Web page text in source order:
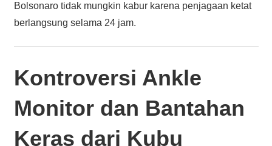
Bolsonaro tidak mungkin kabur karena penjagaan ketat
berlangsung selama 24 jam.
Kontroversi Ankle
Monitor dan Bantahan
Keras dari Kubu